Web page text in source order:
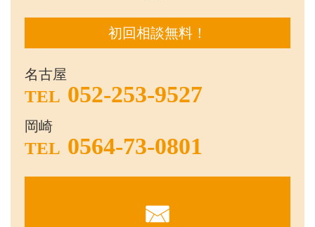
初回相談無料！
名古屋
TEL 052-253-9527
岡崎
TEL 0564-73-0801